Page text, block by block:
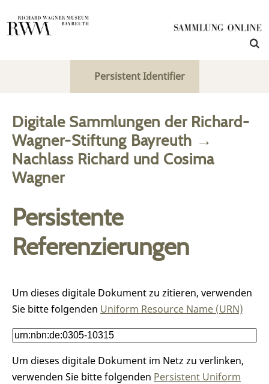
Persistent Identifier
Digitale Sammlungen der Richard-
Wagner-Stiftung Bayreuth →
Nachlass Richard und Cosima
Wagner
Persistente
Referenzierungen
Um dieses digitale Dokument zu zitieren, verwenden
Sie bitte folgenden Uniform Resource Name (URN)
Um dieses digitale Dokument im Netz zu verlinken,
verwenden Sie bitte folgenden Persistent Uniform